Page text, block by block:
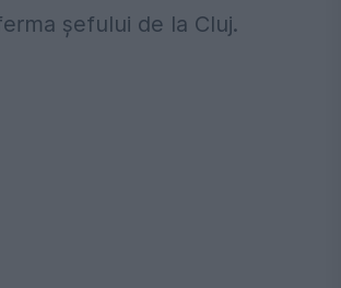
șefului de la Cluj.